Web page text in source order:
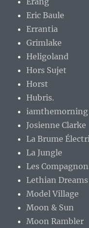
Eric Baule
Errantia
Grimlake
Heligoland
Hors Sujet
Horst
Hubris.
iamthemorning
Josienne Clarke
La Brume
La Jungle
Les
Lethian Dreams
Model Village
Moon & Sun
Moon Rambler